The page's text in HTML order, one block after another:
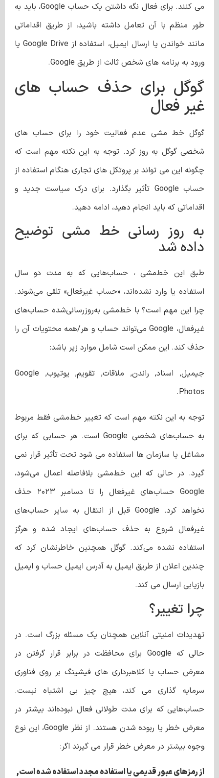
می کنند.
برای فعال نگه داشتن یک حساب Google، باید به
طور منظم با آن تعامل داشته باشید، از طریق اقداماتی
مانند خواندن یا ارسال ایمیل، استفاده از Google Drive یا
ورود به برنامه های شخص ثالث از طریق Google.
گوگل برای حذف حساب های
غیر فعال
گوگل خط مشی عدم فعالیت خود را برای حساب های
شخصی گوگل به روز کرد. توجه به این نکته مهم است که
چگونه این می تواند بر پروتکل های تجاری هنگام استفاده از
حساب Google تأثیر بگذارد. برای درک سیاست جدید و
اقداماتی که باید انجام دهید، ادامه دهید.
به روز رسانی خط مشی توضیح
داده شد
طبق این خط‌مشی ، حساب‌هایی که به مدت دو سال
استفاده یا وارد نشده‌اند، «حساب غیرفعال» تلقی می‌شوند.
چرا این مهم است؟ با خط‌مشی به‌روزرسانی‌شده حساب‌های
غیرفعال، Google می‌تواند حساب و هر/همه محتویات آن را
حذف کند. این ممکن است شامل موارد زیر باشد:
جیمیل, اسناد, راندن, ملاقات, تقویم, یوتیوب, Google
Photos.
توجه به این نکته مهم است که تغییر خط‌مشی فقط مربوط
به حساب‌های شخصی Google است. هر حسابی که برای
مشاغل یا سازمان ها استفاده می شود تحت تأثیر قرار نمی
گیرد. در حالی که این خط‌مشی بلافاصله اعمال می‌شود،
Google حساب‌های غیرفعال را تا دسامبر ۲۰۲۳ حذف
نخواهد کرد. Google قبل از انتقال به سایر حساب‌های
غیرفعال شروع به حذف حساب‌های ایجاد شده و هرگز
استفاده نشده می‌کند. گوگل همچنین خاطرنشان کرد که
چندین اعلان از طریق ایمیل به آدرس ایمیل حساب و ایمیل
بازیابی ارسال می کند.
چرا تغییر؟
تهدیدات امنیتی آنلاین همچنان یک مسئله بزرگ است. در
حالی که Google برای محافظت در برابر قرار گرفتن در
معرض حساب یا کلاهبرداری های فیشینگ بر روی فناوری
سرمایه گذاری می کند، هیچ چیز بی اشتباه نیست.
حساب‌هایی که برای مدت طولانی فعال نبوده‌اند بیشتر در
معرض خطر یا ربوده شدن هستند. از نظر Google، این نوع
وجوه بیشتر در معرض خطر قرار می گیرند اگر:
از رمزهای عبور قدیمی یا استفاده مجدد استفاده شده است,